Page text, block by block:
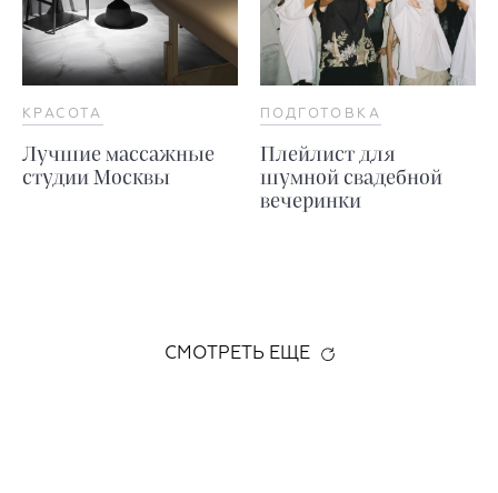
КРАСОТА
Лучшие массажные
студии Москвы
ПОДГОТОВКА
Плейлист для
шумной свадебной
вечеринки
СМОТРЕТЬ ЕЩЕ